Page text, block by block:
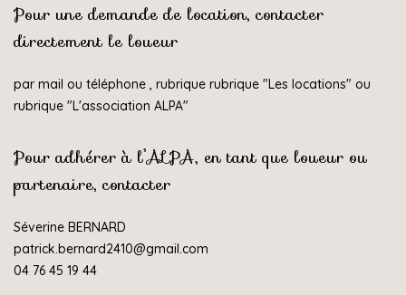
Pour une demande de location, contacter
directement le loueur
par mail ou téléphone , rubrique rubrique "Les locations" ou
rubrique "L'association ALPA"
Pour adhérer à l’ALPA, en tant que loueur ou
partenaire, contacter
Séverine BERNARD
patrick.bernard2410@gmail.com
04 76 45 19 44